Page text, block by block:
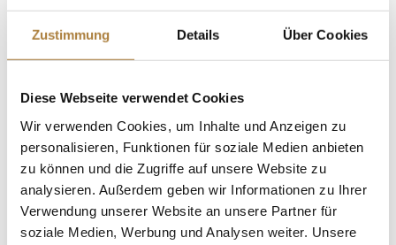
Zustimmung Details Über Cookies
Diese Webseite verwendet Cookies
Wir verwenden Cookies, um Inhalte und Anzeigen zu
personalisieren, Funktionen für soziale Medien anbieten
zu können und die Zugriffe auf unsere Website zu
analysieren. Außerdem geben wir Informationen zu Ihrer
Verwendung unserer Website an unsere Partner für
soziale Medien, Werbung und Analysen weiter. Unsere
fehlerfreien Runden in der finalen Wertung machte das
Paar aus Schleswig-Holstein zwölf Plätze gut und
sicherte sich die Silbermedaille. Der Meistertitel ging an
Tobias Kuhlage mit Chacco’s Girlstar.
Foto: Stefan Lafrentz (Archiv)
Weitere News